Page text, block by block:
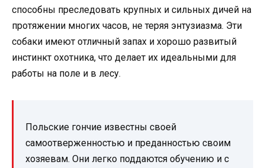
способны преследовать крупных и сильных дичей на
протяжении многих часов, не теряя энтузиазма. Эти
собаки имеют отличный запах и хорошо развитый
инстинкт охотника, что делает их идеальными для
работы на поле и в лесу.
Польские гончие известны своей
самоотверженностью и преданностью своим
хозяевам. Они легко поддаются обучению и с